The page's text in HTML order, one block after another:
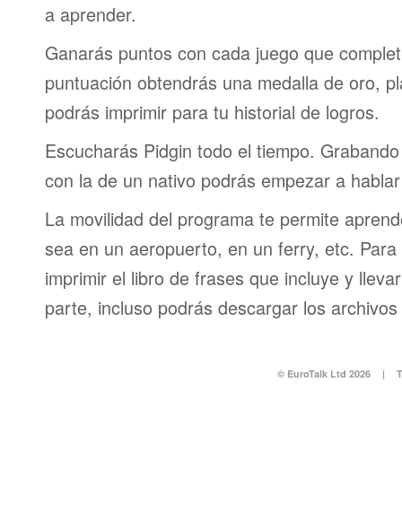
a aprender.
Ganarás puntos con cada juego que
puntuación obtendrás una medalla de oro,
podrás imprimir para tu historial de logros.
Escucharás Pidgin todo el tiempo.
con la de un nativo podrás empezar a
La movilidad del programa te permite
sea en un aeropuerto, en un ferry, etc.
imprimir el libro de frases que incluye y
parte, incluso podrás descargar los
© EuroTalk Ltd 2026 |